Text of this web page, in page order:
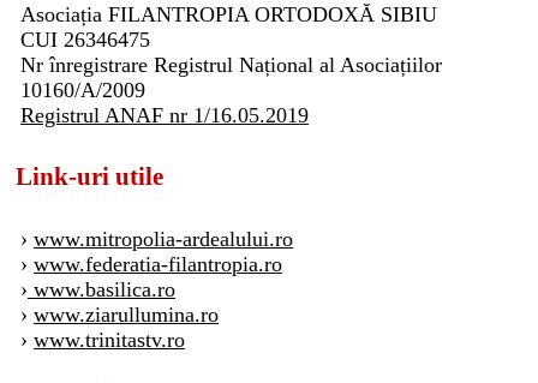
Asociația FILANTROPIA ORTODOXĂ SIBIU
CUI 26346475
Nr înregistrare Registrul Național al Asociațiilor
10160/A/2009
Registrul ANAF nr 1/16.05.2019
Link-uri utile
› www.mitropolia-ardealului.ro
› www.federatia-filantropia.ro
› www.basilica.ro
› www.ziarullumina.ro
› www.trinitastv.ro